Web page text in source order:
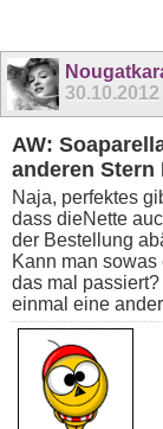
30.10.2012
AW:
anderen Stern
Naja, perfektes
dass dieNette
der Bestellung
Kann man
das mal
einmal eine